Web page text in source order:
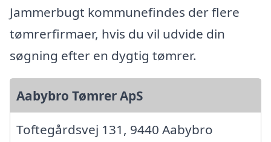
Jammerbugt kommunefindes der flere
tømrerfirmaer, hvis du vil udvide din
søgning efter en dygtig tømrer.
Aabybro Tømrer ApS
Toftegårdsvej 131, 9440 Aabybro